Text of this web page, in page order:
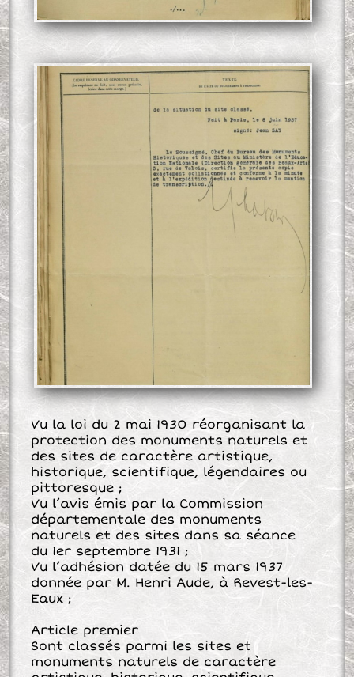
Vu la loi du 2 mai 1930 réorganisant la
protection des monuments naturels et
des sites de caractère artistique,
historique, scientifique, légendaires ou
pittoresque ;
Vu l’avis émis par la Commission
départementale des monuments
naturels et des sites dans sa séance
du 1er septembre 1931 ;
Vu l’adhésion datée du 15 mars 1937
donnée par M. Henri Aude, à Revest-les-
Eaux ;
Article premier
Sont classés parmi les sites et
monuments naturels de caractère